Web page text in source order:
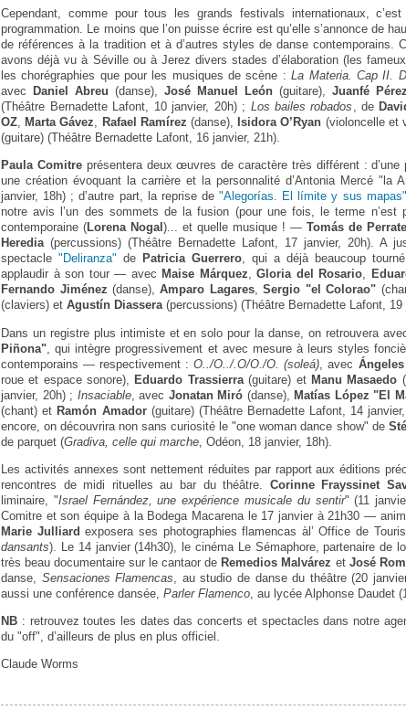
Cependant, comme pour tous les grands festivals internationaux,
programmation. Le moins que l’on puisse écrire est qu’elle s’annonce de
de références à la tradition et à d’autres styles de danse contemporains.
avons déjà vu à Séville ou à Jerez divers stades d’élaboration (les
les chorégraphies que pour les musiques de scène :La Materia. Cap II.
avec
Daniel Abreu (danse),José Manuel León (guitare), Juanfé Pérez
(Théâtre Bernadette Lafont, 10 janvier, 20h) ; Los bailes robados , de
OZ, Marta Gávez, Rafael Ramírez (danse), Isidora O’Ryan (violoncelle et
(guitare) (Théâtre Bernadette Lafont, 16 janvier, 21h).
Paula Comitreprésentera deux œuvres de caractère très différent :
une création évoquant la carrière et la personnalité d’Antonia Mercé "la
janvier, 18h) ; d’autre part, la reprise de"Alegorías. El límite y sus mapas"
notre avis l’un des sommets de la fusion (pour une fois, le terme n’est
contemporaine (Lorena Nogal)... et quelle musique ! —Tomás de Perrate
Heredia(percussions) (Théâtre Bernadette Lafont, 17 janvier, 20h). A
spectacle"Deliranza" de Patricia Guerrero, qui a déjà beaucoup
applaudir à son tour — avec Maise Márquez,Gloria del Rosario,
Fernando Jiménez (danse),Amparo Lagares,Sergio "el Colorao"
(claviers) etAgustín Diassera(percussions) (Théâtre Bernadette Lafont, 19
Dans un registre plus intimiste et en solo pour la danse, on retrouvera
Piñona" , qui intègre progressivement et avec mesure à leurs styles
contemporains — respectivement :O../O../.O/O./O. (soleá) , avec
roue et espace sonore),Eduardo Trassierra(guitare) et Manu Masaedo
janvier, 20h) ; Insaciable, avec Jonatan Miró (danse),Matías López "El
(chant) etRamón Amador(guitare) (Théâtre Bernadette Lafont, 14
encore, on découvrira non sans curiosité le "one woman dance show" de
de parquet (Gradiva, celle qui marche , Odéon, 18 janvier, 18h).
Les activités annexes sont nettement réduites par rapport aux éditions
rencontres de midi rituelles au bar du théâtre. Corinne Frayssinet
liminaire, "Israel Fernández, une expérience musicale du sentir" (11
Comitre et son équipe à la Bodega Macarena le 17 janvier à 21h30 —
Marie Julliard exposera ses photographies flamencas àl’ Office de
dansants). Le 14 janvier (14h30), le cinéma Le Sémaphore, partenaire de
très beau documentaire sur le cantaor de Remedios Malvárez et José
danse, Sensaciones Flamencas , au studio de danse du théâtre (20
aussi une conférence dansée,Parler Flamenco , au lycée Alphonse Daudet
NB : retrouvez toutes les dates das concerts et spectacles dans notre
du "off", d’ailleurs de plus en plus officiel.
Claude Worms